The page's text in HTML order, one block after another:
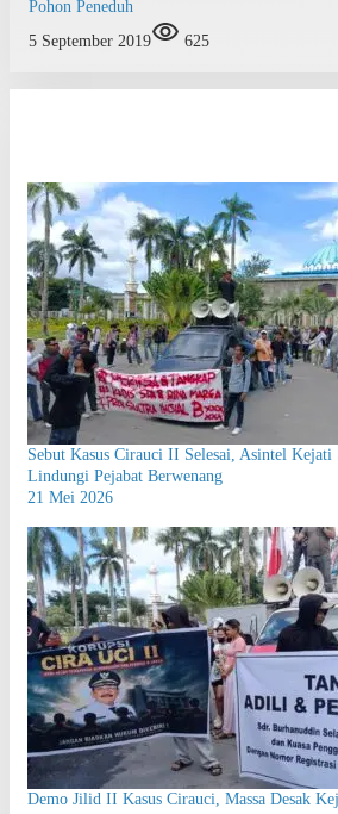
Pohon Peneduh
5 September 2019
625
Sebut Kasus Cirauci II Selesai, Asintel
Lindungi Pejabat Berwenang
21 Mei 2026
Demo Jilid II Kasus Cirauci, Massa Desak